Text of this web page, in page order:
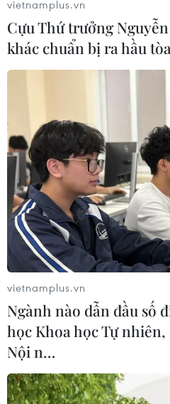
Giá dầu nối dài đà
châu Á trong phiên
24/04/2020 11:06
Tại thị trường châu Á, giá dầu
đã tăng 8,1% lên 17,85 USD,
phiên 23/4; giá dầu Brent
5,7% lên 22,55 USD/thùng.
vietnamplus.vn
Cựu Thứ trưởng
khác chuẩn bị ra hầu tòa
vietnamplus.vn
Ngành nào dẫn đầu số
học Khoa học Tự
Nội n…